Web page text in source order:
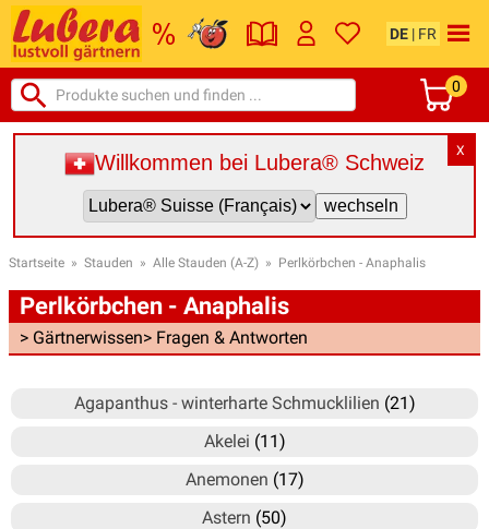
DE | FR
0
X
Willkommen bei Lubera® Schweiz
Startseite » Stauden » Alle Stauden (A-Z) » Perlkörbchen - Anaphalis
Perlkörbchen - Anaphalis
> Gärtnerwissen> Fragen & Antworten
Agapanthus - winterharte Schmucklilien (21)
Akelei (11)
Anemonen (17)
Astern (50)